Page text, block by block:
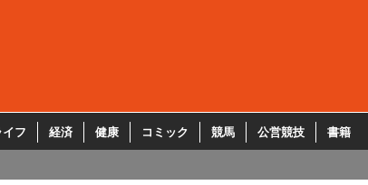
イフ 経済 健康 コミック 競馬 公営競技 書籍